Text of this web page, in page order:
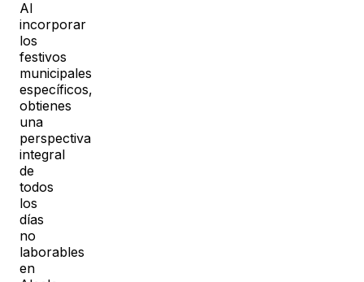
Al
incorporar
los
festivos
municipales
específicos,
obtienes
una
perspectiva
integral
de
todos
los
días
no
laborables
en